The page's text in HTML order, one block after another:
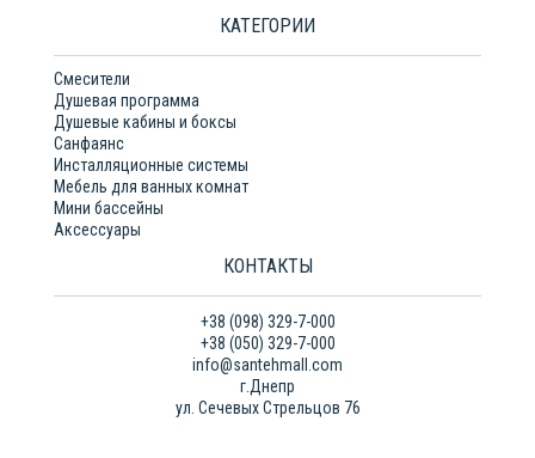
КАТЕГОРИИ
Смесители
Душевая программа
Душевые кабины и боксы
Санфаянс
Инсталляционные системы
Мебель для ванных комнат
Мини бассейны
Аксессуары
КОНТАКТЫ
+38 (098) 329-7-000
+38 (050) 329-7-000
info@santehmall.com
г.Днепр
ул. Сечевых Стрельцов 76